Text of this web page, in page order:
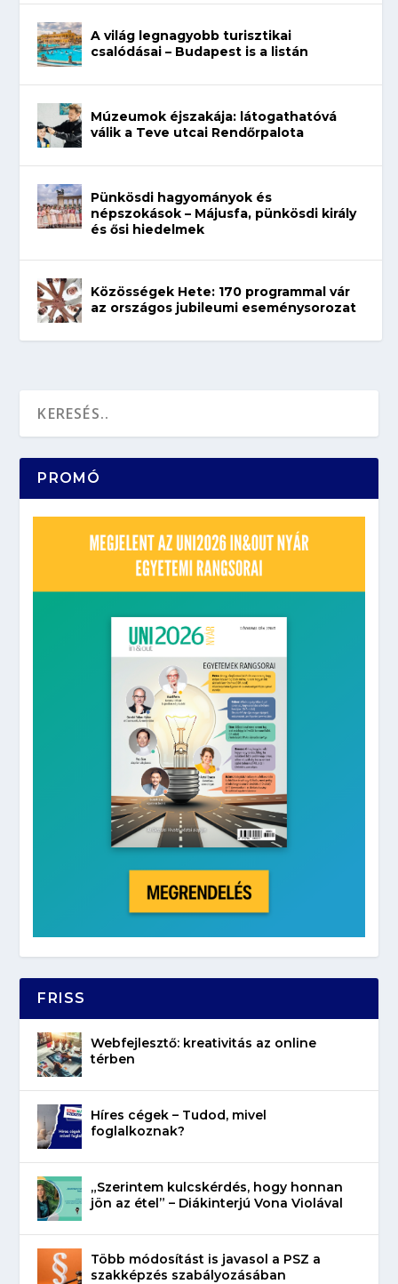
A világ legnagyobb turisztikai
csalódásai – Budapest is a listán
Múzeumok éjszakája: látogathatóvá
válik a Teve utcai Rendőrpalota
Pünkösdi hagyományok és
népszokások – Májusfa, pünkösdi király
és ősi hiedelmek
Közösségek Hete: 170 programmal vár
az országos jubileumi eseménysorozat
PROMÓ
FRISS
Webfejlesztő: kreativitás az online
térben
Híres cégek – Tudod, mivel
foglalkoznak?
„Szerintem kulcskérdés, hogy honnan
jön az étel” – Diákinterjú Vona Violával
Több módosítást is javasol a PSZ a
szakképzés szabályozásában